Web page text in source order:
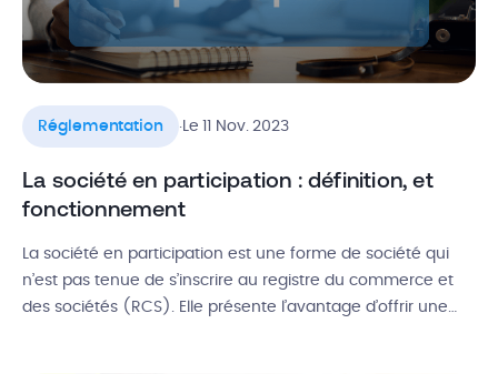
Réglementation Le 11 Nov. 2023
La société en participation : définition, et
fonctionnement
La société en participation est une forme de société qui
n’est pas tenue de s’inscrire au registre du commerce et
des sociétés (RCS). Elle présente l’avantage d’offrir une